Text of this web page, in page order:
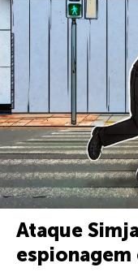
Ataque
espionagem